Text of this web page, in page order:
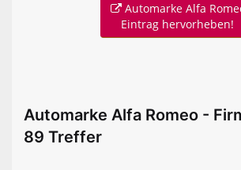
Automarke Alfa
Eintrag hervorheben!
Automarke Alfa Romeo -
89 Treffer